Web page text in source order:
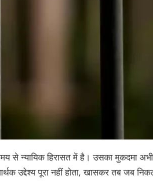
से न्यायिक हिरासत में है। उसका मुकदमा अभी
उद्देश्य पूरा नहीं होता, खासकर तब जब